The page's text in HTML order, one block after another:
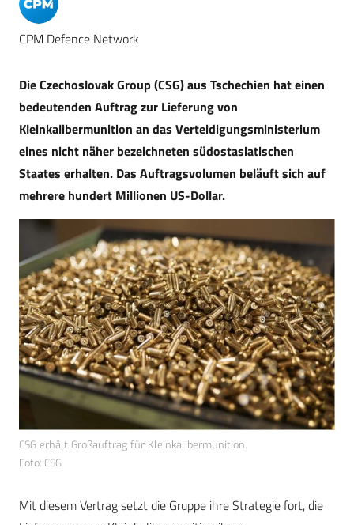
CPM Defence Network
Die Czechoslovak Group (CSG) aus Tschechien hat einen
bedeutenden Auftrag zur Lieferung von
Kleinkalibermunition an das Verteidigungsministerium
eines nicht näher bezeichneten südostasiatischen
Staates erhalten. Das Auftragsvolumen beläuft sich auf
mehrere hundert Millionen US-Dollar.
CSG erhält Großauftrag für Kleinkalibermunition.
Foto: CSG
Mit diesem Vertrag setzt die Gruppe ihre Strategie fort, die